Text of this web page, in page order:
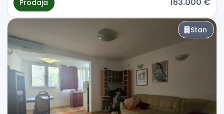
Prodaja 163.000 €
Stan